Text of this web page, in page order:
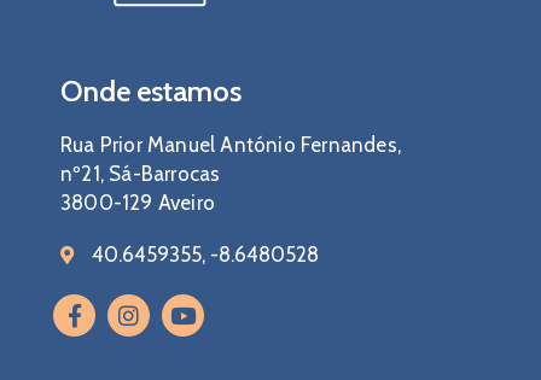
Onde estamos
Rua Prior Manuel António Fernandes,
nº21, Sá-Barrocas
3800-129 Aveiro
40.6459355, -8.6480528